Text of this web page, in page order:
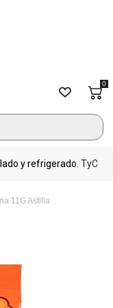
0
y refrigerado. TyC
11G Astilla